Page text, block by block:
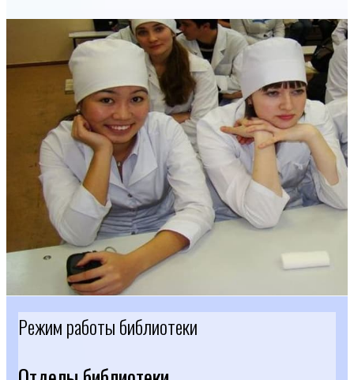
Режим работы библиотеки